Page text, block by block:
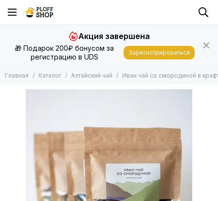
Алтайский чай
Алтайский чай в подарочной упаковке
Алтайский чай в крафтовом пакете
🎁 Подарок 200₽ бонусом за
регистрацию в UDS
Акция завершена
Зарегистрироваться
Главная Каталог Алтайский чай Иван чай со смородиной в